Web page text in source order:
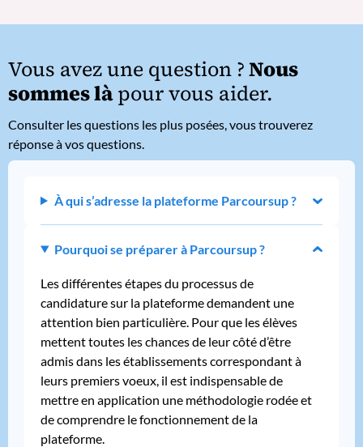
Vous avez une question ?Nous
sommes làpour vous aider.
Consulter les questions les plus posées, vous trouverez
réponse à vos questions.
À qui s’adresse la plateforme Parcoursup ?
Pourquoi se préparer à Parcoursup ?
Les différentes étapes du processus de
candidature sur la plateforme demandent une
attention bien particulière. Pour que les élèves
mettent toutes les chances de leur côté d’être
admis dans les établissements correspondant à
leurs premiers voeux, il est indispensable de
mettre en application une méthodologie rodée et
de comprendre le fonctionnement de la
plateforme.